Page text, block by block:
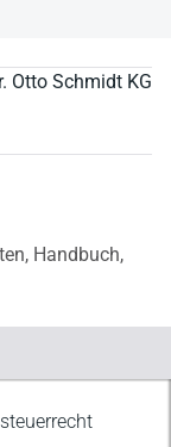
Otto Schmidt KG
Handbuch,